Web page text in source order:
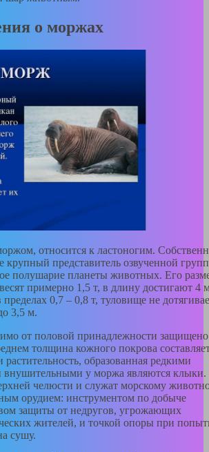
о моржах
относится к ластоногим.
крупный представитель озвученной
полушарие планеты животных. Его
примерно 1,5 т, в длину достигают 4
пределах 0,7 – 0,8 т, туловище не
3,5 м.
от половой принадлежности защищено
толщина кожного покрова
образованная редкими
у моржа являются
челюсти и служат морскому
орудием: инструментом по добыче
защиты от недругов, угрожающих
жителей, и точкой опоры при
сушу.